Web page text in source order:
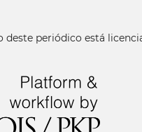
deste periódico está